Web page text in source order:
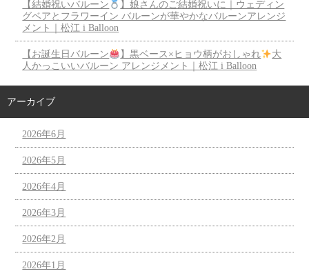
【結婚祝いバルーン
】娘さんのご結婚祝いに｜ウェディン
グベアとフラワーイン バルーンが華やかなバルーンアレンジ
メント｜松江 i Balloon
【お誕生日バルーン 】黒ベース×ヒョウ柄がおしゃれ
大
人かっこいいバルーン アレンジメント｜松江 i Balloon
アーカイブ
2026年6月
2026年5月
2026年4月
2026年3月
2026年2月
2026年1月